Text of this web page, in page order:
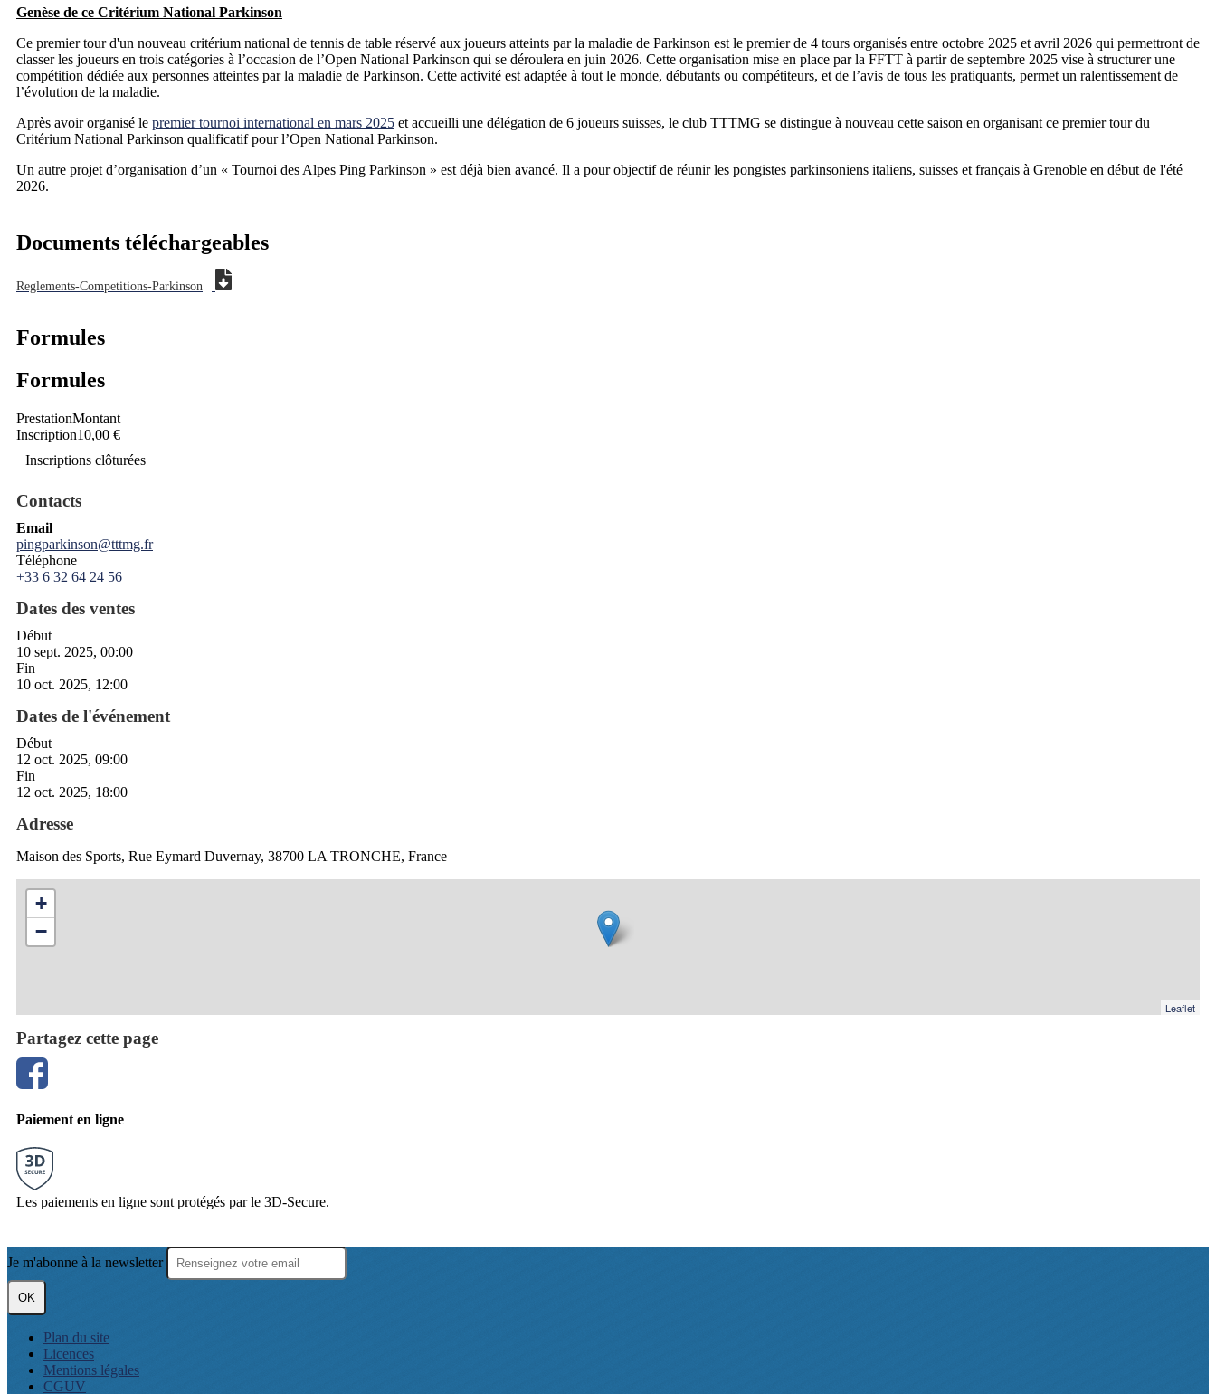
Genèse de ce Critérium National Parkinson
Ce premier tour d'un nouveau critérium national de tennis de table réservé aux joueurs atteints par la maladie de Parkinson est le premier de 4 tours organisés entre octobre 2025 et avril 2026 qui permettront de
classer les joueurs en trois catégories à l’occasion de l’Open National Parkinson qui se déroulera en juin 2026. Cette organisation mise en place par la FFTT à partir de septembre 2025 vise à structurer une
compétition dédiée aux personnes atteintes par la maladie de Parkinson. Cette activité est adaptée à tout le monde, débutants ou compétiteurs, et de l’avis de tous les pratiquants, permet un ralentissement de
l’évolution de la maladie.
Après avoir organisé le premier tournoi international en mars 2025 et accueilli une délégation de 6 joueurs suisses, le club TTTMG se distingue à nouveau cette saison en organisant ce premier tour du
Critérium National Parkinson qualificatif pour l’Open National Parkinson.
Un autre projet d’organisation d’un « Tournoi des Alpes Ping Parkinson » est déjà bien avancé. Il a pour objectif de réunir les pongistes parkinsoniens italiens, suisses et français à Grenoble en début de l'été
2026.
Documents téléchargeables
Reglements-Competitions-Parkinson
Formules
Formules
PrestationMontant
Inscription10,00 €
Inscriptions clôturées
Contacts
Email
pingparkinson@tttmg.fr
Téléphone
+33 6 32 64 24 56
Dates des ventes
Début
10 sept. 2025, 00:00
Fin
10 oct. 2025, 12:00
Dates de l'événement
Début
12 oct. 2025, 09:00
Fin
12 oct. 2025, 18:00
Adresse
Maison des Sports, Rue Eymard Duvernay, 38700 LA TRONCHE, France
+
−
Leaflet
Partagez cette page
Paiement en ligne
Les paiements en ligne sont protégés par le 3D-Secure.
Je m'abonne à la newsletter
OK
Plan du site
Licences
Mentions légales
CGUV